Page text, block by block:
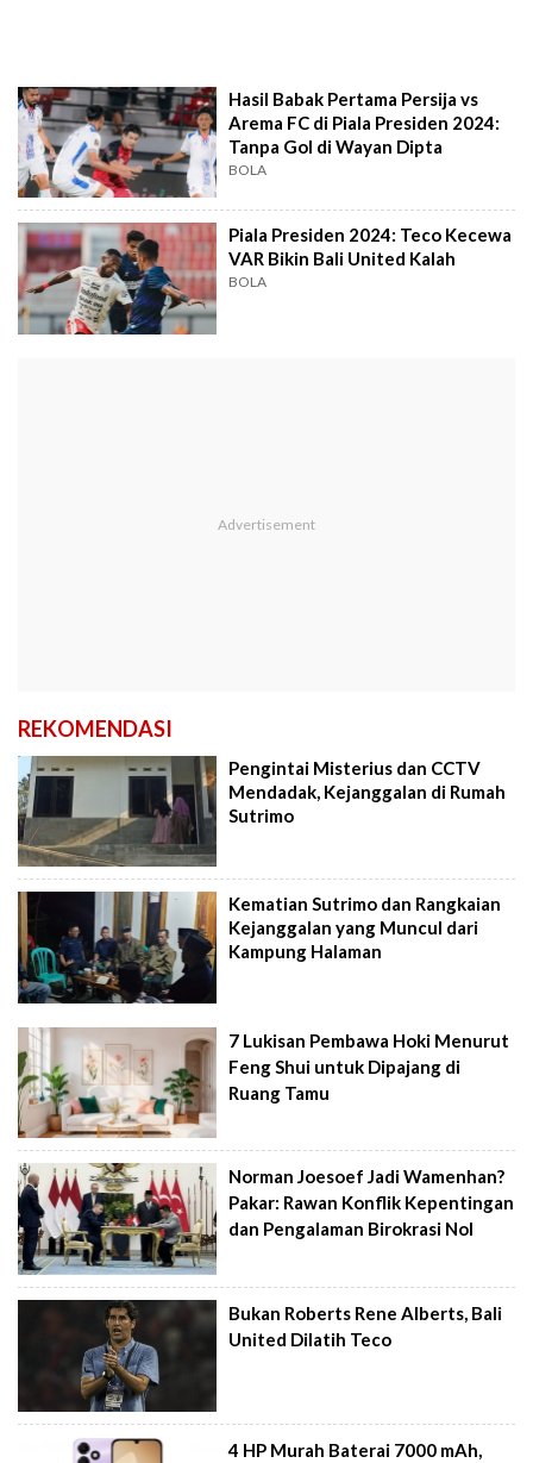
Hasil Babak Pertama Persija vs
Arema FC di Piala Presiden 2024:
Tanpa Gol di Wayan Dipta
BOLA
Piala Presiden 2024: Teco Kecewa
VAR Bikin Bali United Kalah
BOLA
REKOMENDASI
Pengintai Misterius dan CCTV
Mendadak, Kejanggalan di Rumah
Sutrimo
Kematian Sutrimo dan Rangkaian
Kejanggalan yang Muncul dari
Kampung Halaman
7 Lukisan Pembawa Hoki Menurut
Feng Shui untuk Dipajang di
Ruang Tamu
Norman Joesoef Jadi Wamenhan?
Pakar: Rawan Konflik Kepentingan
dan Pengalaman Birokrasi Nol
Bukan Roberts Rene Alberts, Bali
United Dilatih Teco
4 HP Murah Baterai 7000 mAh,